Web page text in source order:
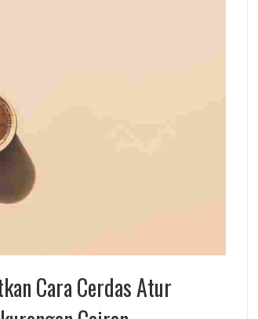
Cara Cerdas Atur